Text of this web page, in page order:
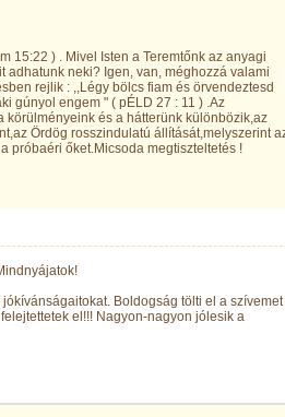
15:22 ) . Mivel Isten a Teremtőnk az anyagi
adhatunk neki? Igen, van, méghozzá valami
rejlik : ,,Légy bölcs fiam és örvendeztesd
gúnyol engem " ( pÉLD 27 : 11 ) .Az
és a hátterünk különbözik,az
Ördög rosszindulatú állítását,melyszerint
próbaéri őket.Micsoda megtiszteltetés !
Boldogság tölti el a szívemet
el!!! Nagyon-nagyon jólesik a